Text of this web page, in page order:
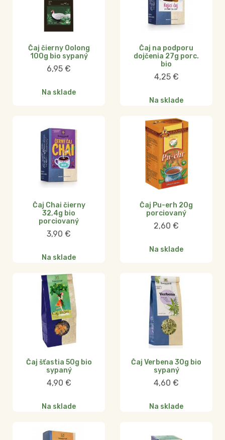
Čaj čierny Oolong
100g bio sypaný
6,95 €
Na sklade
Čaj na podporu
dojčenia 27g porc.
bio
4,25 €
Na sklade
Čaj Chai čierny
32,4g bio
porciovaný
3,90 €
Na sklade
Čaj Pu-erh 20g
porciovaný
2,60 €
Na sklade
Čaj šťastia 50g bio
sypaný
4,90 €
Na sklade
Čaj Verbena 30g bio
sypaný
4,60 €
Na sklade